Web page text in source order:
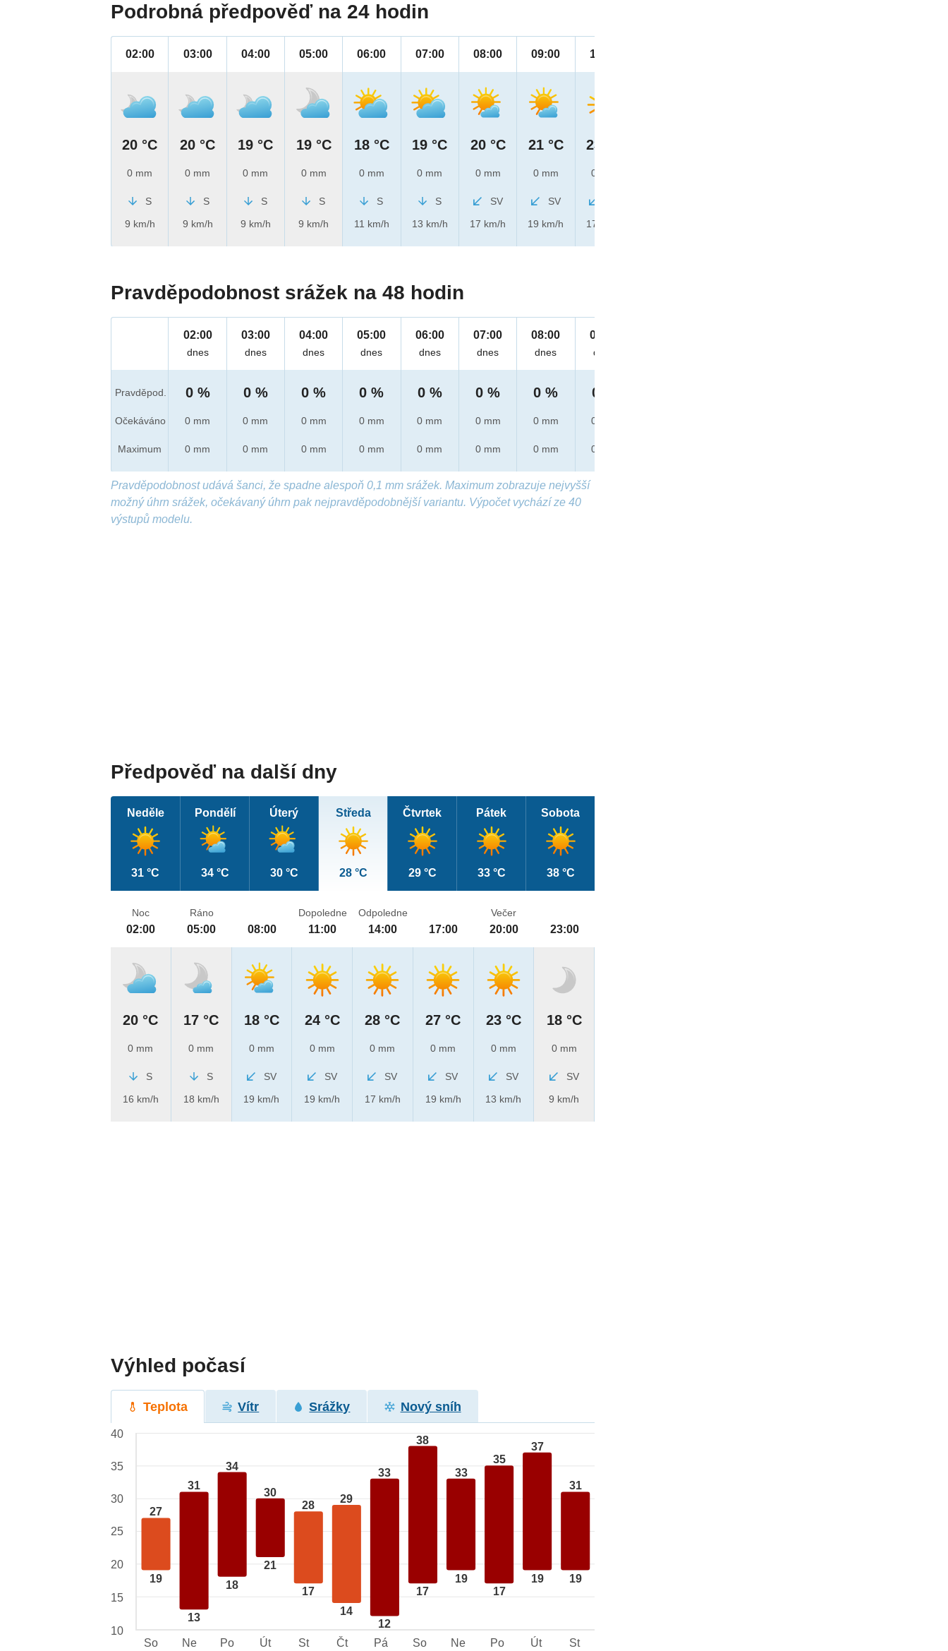
Podrobná předpověď na 24 hodin
02:00
20 °C
0 mm
S
9 km/h
03:00
20 °C
0 mm
S
9 km/h
04:00
19 °C
0 mm
S
9 km/h
05:00
19 °C
0 mm
S
9 km/h
06:00
18 °C
0 mm
S
11 km/h
07:00
19 °C
0 mm
S
13 km/h
08:00
20 °C
0 mm
SV
17 km/h
09:00
21 °C
0 mm
SV
19 km/h
10:00
23 °C
0 mm
17 km/h
Pravděpodobnost srážek na 48 hodin
Pravděpod.
Očekáváno
Maximum
02:00
dnes
0 %
0 mm
0 mm
03:00
dnes
0 %
0 mm
0 mm
04:00
dnes
0 %
0 mm
0 mm
05:00
dnes
0 %
0 mm
0 mm
06:00
dnes
0 %
0 mm
0 mm
07:00
dnes
0 %
0 mm
0 mm
08:00
dnes
0 %
0 mm
0 mm
09:00
dnes
0 %
0 mm
0 mm
Pravděpodobnost udává šanci, že spadne alespoň 0,1 mm srážek. Maximum zobrazuje nejvyšší
možný úhrn srážek, očekávaný úhrn pak nejpravděpodobnější variantu. Výpočet vychází ze 40
výstupů modelu.
Předpověď na další dny
Neděle
31 °C
Pondělí
34 °C
Úterý
30 °C
Středa
28 °C
Čtvrtek
29 °C
Pátek
33 °C
Sobota
38 °C
Noc
02:00
20 °C
0 mm
S
16 km/h
Ráno
05:00
17 °C
0 mm
S
18 km/h
08:00
18 °C
0 mm
SV
19 km/h
Dopoledne
11:00
24 °C
0 mm
SV
19 km/h
Odpoledne
14:00
28 °C
0 mm
SV
17 km/h
17:00
27 °C
0 mm
SV
19 km/h
Večer
20:00
23 °C
0 mm
SV
13 km/h
23:00
18 °C
0 mm
SV
9 km/h
Výhled počasí
Teplota Vítr Srážky Nový sníh
27
19
31
13
34
18
30
21
28
17
29
14
33
12
38
17
33
19
35
17
37
19
31
19
40
35
30
25
20
15
10
So
Ne Po Út St Čt Pá So Ne Po Út St